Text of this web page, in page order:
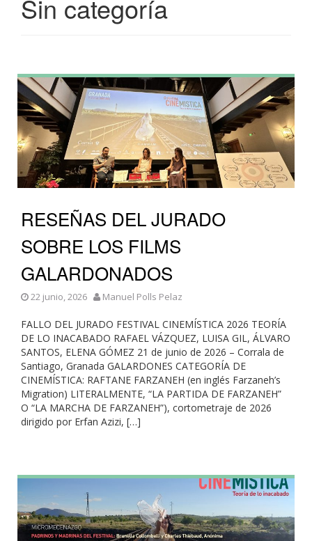
Sin categoría
RESEÑAS DEL JURADO
SOBRE LOS FILMS
GALARDONADOS
22 junio, 2026 Manuel Polls Pelaz
FALLO DEL JURADO FESTIVAL CINEMÍSTICA 2026 TEORÍA
DE LO INACABADO RAFAEL VÁZQUEZ, LUISA GIL, ÁLVARO
SANTOS, ELENA GÓMEZ 21 de junio de 2026 – Corrala de
Santiago, Granada GALARDONES CATEGORÍA DE
CINEMÍSTICA: RAFTANE FARZANEH (en inglés Farzaneh’s
Migration) LITERALMENTE, “LA PARTIDA DE FARZANEH”
O “LA MARCHA DE FARZANEH”), cortometraje de 2026
dirigido por Erfan Azizi, […]